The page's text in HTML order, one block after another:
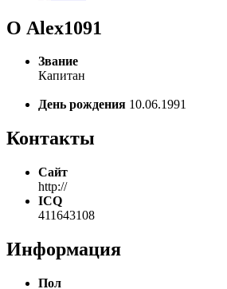
О Alex1091
Звание
Капитан
День рождения 10.06.1991
Контакты
Сайт
http://
ICQ
411643108
Информация
Пол